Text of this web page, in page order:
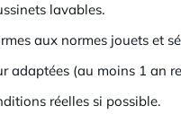
lavables.
aux normes jouets et
adaptées (au moins 1 an
réelles si possible.